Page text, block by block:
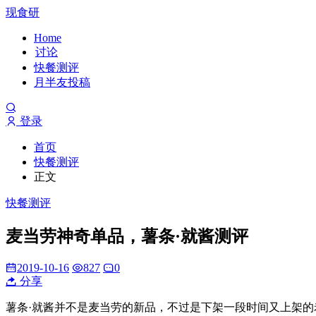
现食研
Home
讨论
快餐测评
月半友投稿
登录
首页
快餐测评
正文
快餐测评
麦当劳神奇单品，薯条·就酱测评
2019-10-16 827
0
分享
薯条·就酱并不是麦当劳的新品，不过是下架一段时间又上架